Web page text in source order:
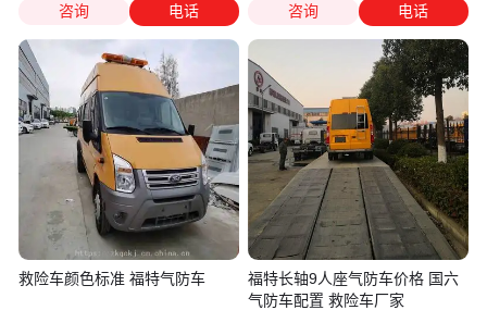
咨询 电话
救险车颜色标准 福特气防车
咨询 电话
福特长轴9人座气防车价格 国六
气防车配置 救险车厂家